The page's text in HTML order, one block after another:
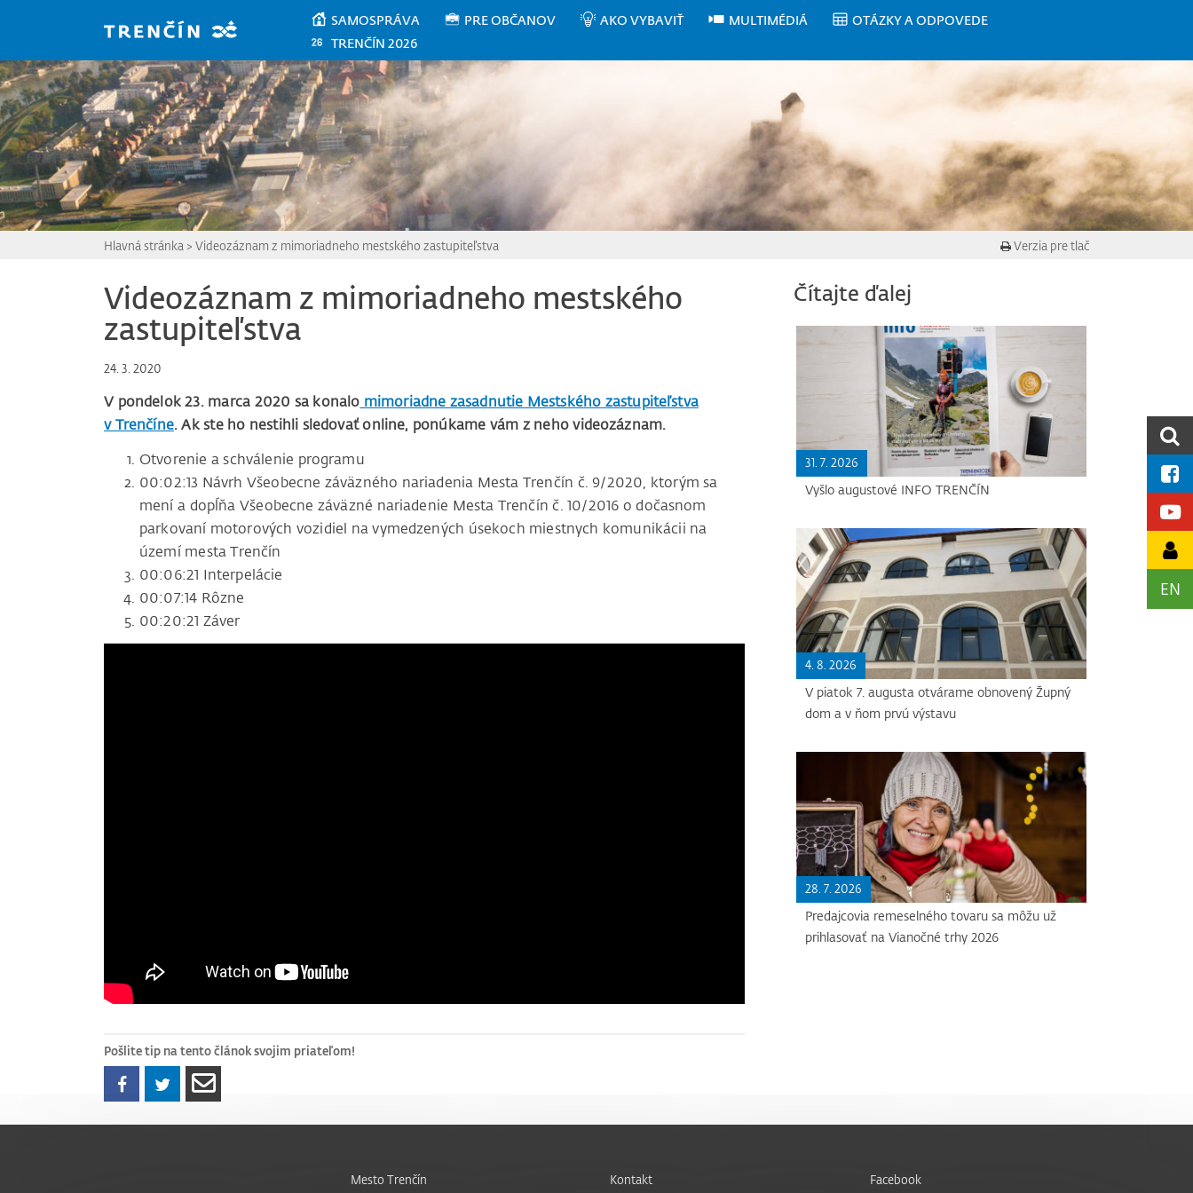
SAMOSPRÁVA PRE OBČANOV AKO VYBAVIŤ MULTIMÉDIÁ
OTÁZKY A ODPOVEDE
TRENČÍN 2026
EN
Hlavná stránka > Videozáznam z mimoriadneho mestského zastupiteľstva Verzia pre tlač
Videozáznam z mimoriadneho mestského
zastupiteľstva
24. 3. 2020
V pondelok 23. marca 2020 sa konalo mimoriadne zasadnutie Mestského zastupiteľstva
v Trenčíne. Ak ste ho nestihli sledovať online, ponúkame vám z neho videozáznam.
Otvorenie a schválenie programu
00:02:13 Návrh Všeobecne záväzného nariadenia Mesta Trenčín č. 9/2020, ktorým sa
mení a dopĺňa Všeobecne záväzné nariadenie Mesta Trenčín č. 10/2016 o dočasnom
parkovaní motorových vozidiel na vymedzených úsekoch miestnych komunikácii na
území mesta Trenčín
00:06:21 Interpelácie
00:07:14 Rôzne
00:20:21 Záver
Pošlite tip na tento článok svojim priateľom!
Čítajte ďalej
31. 7. 2026
Vyšlo augustové INFO TRENČÍN
4. 8. 2026
V piatok 7. augusta otvárame obnovený Župný
dom a v ňom prvú výstavu
28. 7. 2026
Predajcovia remeselného tovaru sa môžu už
prihlasovať na Vianočné trhy 2026
Mesto Trenčín Kontakt Facebook